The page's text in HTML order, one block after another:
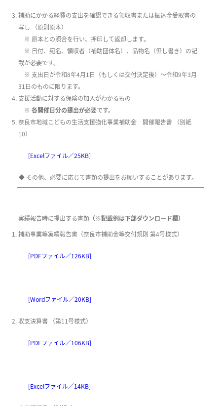
補助にかかる経費の支出を確認できる領収書または振込金受取書の
写し （原則原本）
※ 原本との照合を行い、押印して返却します。
※ 日付、宛名、領収者（補助団体名）、品物名（但し書き）の記
載が必要です。
※ 支出日が令和8年4月1日（もしくは交付決定後）～令和9年3月
31日のものに限ります。
支援活動に対する保険の加入がわかるもの
※ 各開催日分の提出が必要です。
奈良市地域こどもの生活支援強化事業補助金 開催報告書 （別紙
10）
[Excelファイル／25KB]
◆ その他、必要に応じて書類の提出をお願いすることがあります。
実績報告時に提出する書類 （※記載例は下部ダウンロード欄）
補助事業等実績報告書​（奈良市補助金等交付規則 第4号様式）​
[PDFファイル／126KB]
[Wordファイル／20KB]
収支決算書 （第11号様式）
[PDFファイル／106KB]
[Excelファイル／14KB]